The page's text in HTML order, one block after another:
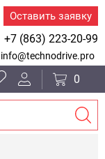
Оставить заявку
+7 (863) 223-20-99
info@technodrive.pro
0